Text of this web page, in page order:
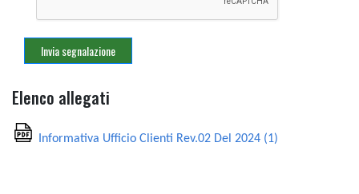
Elenco allegati
Informativa Ufficio Clienti Rev.02 Del 2024 (1)